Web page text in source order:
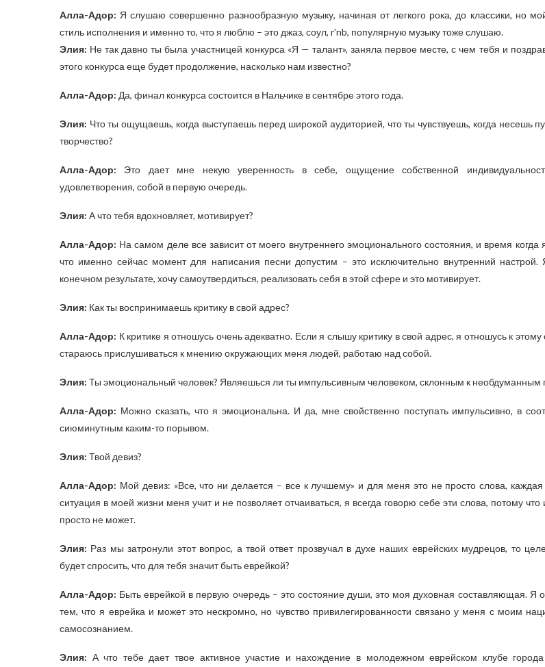
Алла-Адор: Я слушаю совершенно разнообразную музыку, начиная от легкого рока, до классики, но
стиль исполнения и именно то, что я люблю – это джаз, соул, r’nb, популярную музыку тоже слушаю.
Элия: Не так давно ты была участницей конкурса «Я — талант», заняла первое месте, с чем тебя и
этого конкурса еще будет продолжение, насколько нам известно?
Алла-Адор: Да, финал конкурса состоится в Нальчике в сентябре этого года.
Элия: Что ты ощущаешь, когда выступаешь перед широкой аудиторией, что ты чувствуешь, когда несешь
творчество?
Алла-Адор: Это дает мне некую уверенность в себе, ощущение собственной
удовлетворения, собой в первую очередь.
Элия: А что тебя вдохновляет, мотивирует?
Алла-Адор: На самом деле все зависит от моего внутреннего эмоционального состояния, и время
что именно сейчас момент для написания песни допустим – это исключительно внутренний
конечном результате, хочу самоутвердиться, реализовать себя в этой сфере и это мотивирует.
Элия: Как ты воспринимаешь критику в свой адрес?
Алла-Адор: К критике я отношусь очень адекватно. Если я слышу критику в свой адрес, я отношусь к этому
стараюсь прислушиваться к мнению окружающих меня людей, работаю над собой.
Элия: Ты эмоциональный человек? Являешься ли ты импульсивным человеком, склонным к необдуманным
Алла-Адор: Можно сказать, что я эмоциональна. И да, мне свойственно поступать импульсивно, в
сиюминутным каким-то порывом.
Элия: Твой девиз?
Алла-Адор: Мой девиз: «Все, что ни делается – все к лучшему» и для меня это не просто слова, каждая
ситуация в моей жизни меня учит и не позволяет отчаиваться, я всегда говорю себе эти слова, потому что
просто не может.
Элия: Раз мы затронули этот вопрос, а твой ответ прозвучал в духе наших еврейских мудрецов, то
будет спросить, что для тебя значит быть еврейкой?
Алла-Адор: Быть еврейкой в первую очередь – это состояние души, это моя духовная составляющая. Я
тем, что я еврейка и может это нескромно, но чувство привилегированности связано у меня с моим
самосознанием.
Элия: А что тебе дает твое активное участие и нахождение в молодежном еврейском клубе города